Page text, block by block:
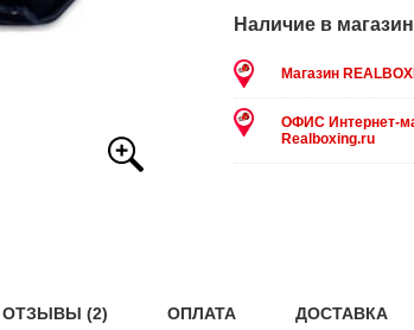
Наличие в
Магазин
ОФИС Интернет-
Realboxing.ru
ОТЗЫВЫ (2) ОПЛАТА ДОСТАВКА